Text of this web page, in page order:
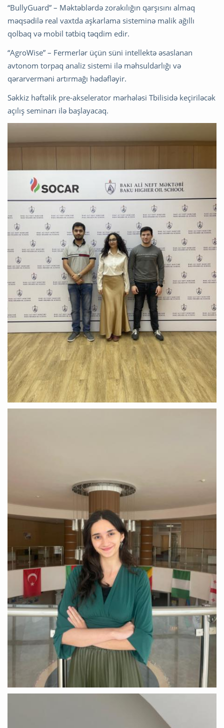
“BullyGuard” – Məktəblərdə zorakılığın qarşısını almaq
məqsədilə real vaxtda aşkarlama sisteminə malik ağıllı
qolbaq və mobil tətbiq təqdim edir.
“AgroWise” – Fermerlər üçün süni intellektə əsaslanan
avtonom torpaq analiz sistemi ilə məhsuldarlığı və
qərarverməni artırmağı hədəfləyir.
Səkkiz həftəlik pre-akselerator mərhələsi Tbilisidə keçiriləcək
açılış seminarı ilə başlayacaq.